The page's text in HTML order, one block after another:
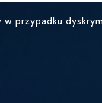
w przypadku